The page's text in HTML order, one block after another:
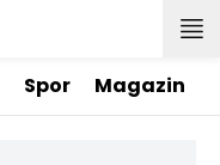
Spor Magazin